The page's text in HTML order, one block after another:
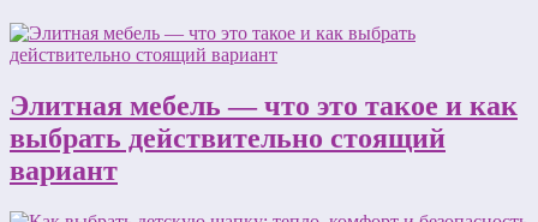
Элитная мебель — что это такое и как
выбрать действительно стоящий
вариант